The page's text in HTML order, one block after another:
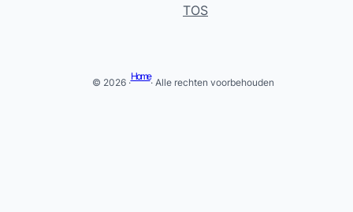
TOS
© 2026 ·
Home
· Alle rechten voorbehouden